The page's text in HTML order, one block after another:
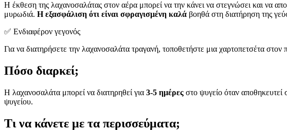
Η έκθεση της λαχανοσαλάτας στον αέρα μπορεί να την κάνει να στεγνώσει και να
μυρωδιά. Η εξασφάλιση ότι είναι σφραγισμένη καλά βοηθά στη διατήρηση της
✅ Ενδιαφέρον γεγονός
Για να διατηρήσετε την λαχανοσαλάτα τραγανή, τοποθετήστε μια χαρτοπετσέτα
Πόσο διαρκεί;
Η λαχανοσαλάτα μπορεί να διατηρηθεί για 3-5 ημέρες στο ψυγείο όταν
ψυγείου.
Τι να κάνετε με τα περισσεύματα;